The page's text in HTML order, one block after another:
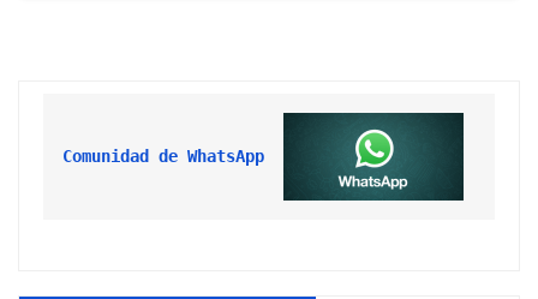
Comunidad de WhatsApp